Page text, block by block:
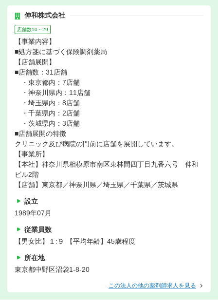
伸和株式会社
店舗数10～29
【事業内容】
■処方箋に基づく保険調剤薬局
【店舗展開】
■店舗数：31店舗
・東京都内：7店舗
・神奈川県内：11店舗
・埼玉県内：8店舗
・千葉県内：2店舗
・茨城県内：3店舗
■店舗展開の特徴
クリニック及び病院の門前に店舗を展開しています。
【事業所】
【本社】神奈川県相模原市南区東林間四丁目九番六号 伸和
ビル2階
【店舗】東京都／神奈川県／埼玉県／千葉県／茨城県
設立
1989年07月
従業員数
【男女比】１:９ 【平均年齢】45歳程度
所在地
東京都中野区沼袋1-8-20
この法人の他の薬剤師求人を見る